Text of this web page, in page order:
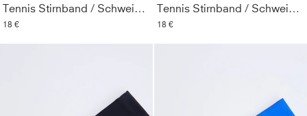
Tennis Stirnband / Schweißband, weiß
18 €
Tennis Stirnband / Schweißband, navy blau
18 €